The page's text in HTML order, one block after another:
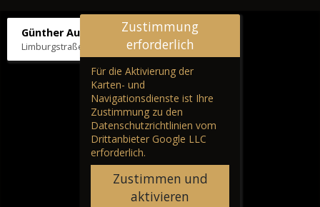
Günther Autos & Service
Limburgstraße 39, 57319 Bad Berleburg
Zustimmung
erforderlich
Für die Aktivierung der
Karten- und
Navigationsdienste ist Ihre
Zustimmung zu den
Datenschutzrichtlinien vom
Drittanbieter Google LLC
erforderlich.
Zustimmen und
aktivieren